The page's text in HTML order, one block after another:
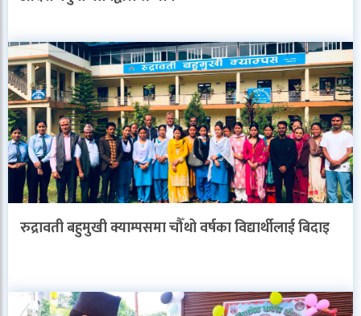
रुद्रावती बहुमुखी क्याम्पसमा चौँथो वर्षका विद्यार्थीलाई बिदाइ